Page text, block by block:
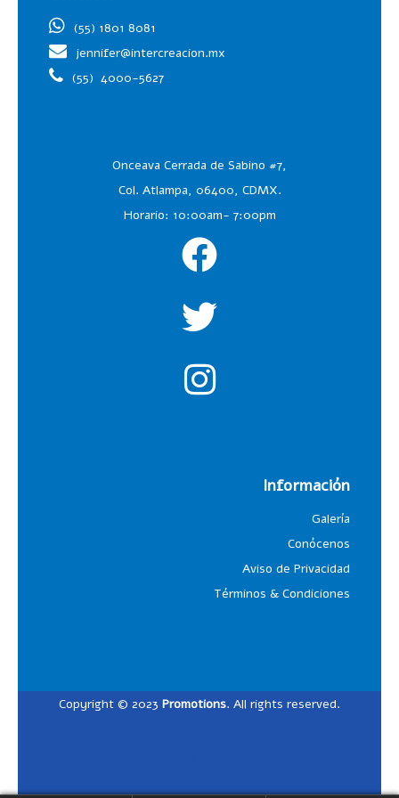
(55) 1801 8081
jennifer@intercreacion.mx
(55) 4000-5627
Onceava Cerrada de Sabino #7,
Col. Atlampa, 06400, CDMX.
Horario: 10:00am- 7:00pm
Información
Galería
Conócenos
Aviso de Privacidad
Términos & Condiciones
Copyright © 2023 Promotions. All rights reserved.